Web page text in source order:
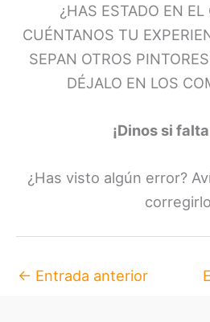
¿HAS ESTADO EN
CUÉNTANOS TU
SEPAN OTROS
DÉJALO EN LOS
¡Dinos si
¿Has visto algún error?
← Entrada anterior